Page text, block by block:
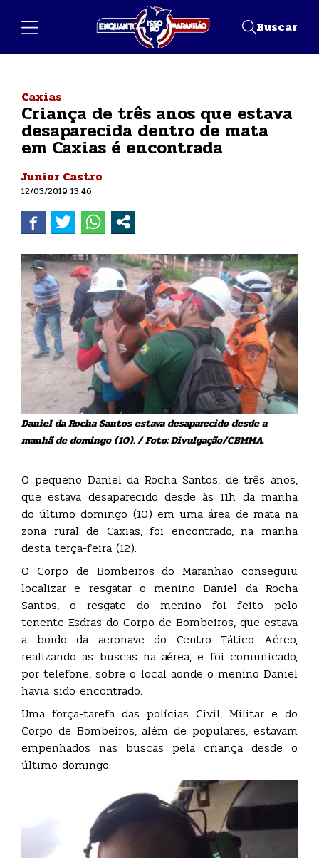
Buscar
Caxias
Criança de três anos que estava
desaparecida dentro de mata
em Caxias é encontrada
Junior Castro
12/03/2019 13:46
Daniel da Rocha Santos estava desaparecido desde a
manhã de domingo (10). / Foto: Divulgação/CBMMA.
O pequeno Daniel da Rocha Santos, de três anos,
que estava desaparecido desde às 11h da manhã
do último domingo (10) em uma área de mata na
zona rural de Caxias, foi encontrado, na manhã
desta terça-feira (12).
O Corpo de Bombeiros do Maranhão conseguiu
localizar e resgatar o menino Daniel da Rocha
Santos, o resgate do menino foi feito pelo
tenente Esdras do Corpo de Bombeiros, que estava
a bordo da aeronave do Centro Tático Aéreo,
realizando as buscas na aérea, e foi comunicado,
por telefone, sobre o local aonde o menino Daniel
havia sido encontrado.
Uma força-tarefa das polícias Civil, Militar e do
Corpo de Bombeiros, além de populares, estavam
empenhados nas buscas pela criança desde o
último domingo.